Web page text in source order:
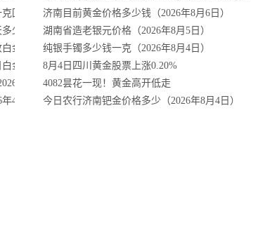
克回收铂金
多少钱回收
白金多少钱
金回收多少钱一克
年3月10日报价查询
4月20日金价
济南目前黄金价格多少钱（2026年8月6日）
湖南省造老银元价格（2026年8月5日）
纯银手镯多少钱一克（2026年8月4日）
8月4日四川黄金股票上涨0.20%
4082昙花一现！黄金高开低走
今日农行济南钯金价格多少（2026年8月4日）